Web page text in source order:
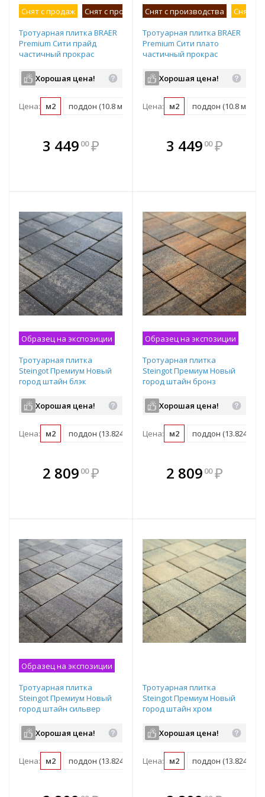
Снят с продаж
Снят с производства
Тротуарная плитка BRAER
Premium Сити прайд
частичный прокрас
Хорошая цена!
Цена: м2 поддон (10.8 м2)
3 449 00 ₽
В комплекте
всегда выгоднее!
Снят с производства
Снят с
Тротуарная плитка BRAER
Premium Сити плато
частичный прокрас
Хорошая цена!
Цена: м2 поддон (10.8 м2)
В комплекте
всегда выгоднее!
3 449 00 ₽
Образец на экспозиции
Тротуарная плитка
Steingot Премиум Новый
город штайн блэк
240/200/160х160х60 мм
Хорошая цена!
Цена: м2 поддон (13.824 м2)
2 809 00 ₽
В комплекте
всегда выгоднее!
Образец на экспозиции
Тротуарная плитка
Steingot Премиум Новый
город штайн бронз
240/200/160х160х60 мм
Хорошая цена!
Цена: м2 поддон (13.824 м2)
В комплекте
всегда выгоднее!
2 809 00 ₽
Образец на экспозиции
Тротуарная плитка
Steingot Премиум Новый
город штайн сильвер
240/200/160х160х60 мм
Хорошая цена!
Цена: м2 поддон (13.824 м2)
Тротуарная плитка
Steingot Премиум Новый
город штайн хром
240/200/160х160х60 мм
Хорошая цена!
Цена: м2 поддон (13.824 м2)